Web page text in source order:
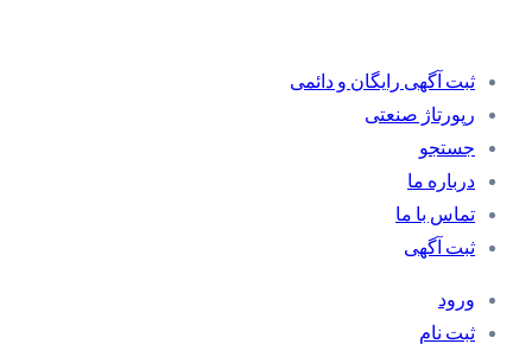
ثبت آگهی رایگان و دائمی
رپورتاژ صنعتی
جستجو
درباره ما
تماس با ما
ثبت آگهی
ورود
ثبت نام